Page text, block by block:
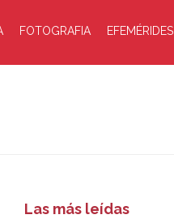
FOTOGRAFIA EFEMÉRIDES
Las más leídas